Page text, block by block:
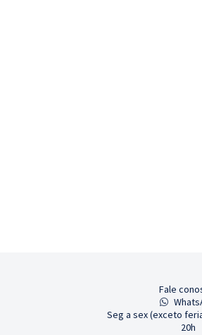
Fale
Seg a sex (exceto
20h